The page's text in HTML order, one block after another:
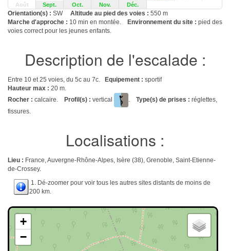
Août
Sept. Oct. Nov. Déc.
Orientation(s) : SW Altitude au pied des voies : 550 m
Marche d'approche : 10 min en montée. Environnement du site : pied des
voies correct pour les jeunes enfants.
Description de l'escalade :
Entre 10 et 25 voies, du 5c au 7c. Equipement : sportif
Hauteur max : 20 m.
Rocher : calcaire. Profil(s) : vertical . Type(s) de prises : réglettes,
fissures.
Localisations :
Lieu : France, Auvergne-Rhône-Alpes, Isère (38), Grenoble, Saint-Etienne-
de-Crossey.
1. Dé-zoomer pour voir tous les autres sites distants de moins de
200 km.
+
−